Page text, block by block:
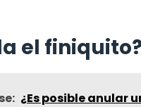
el finiquito?
¿Es posible anular